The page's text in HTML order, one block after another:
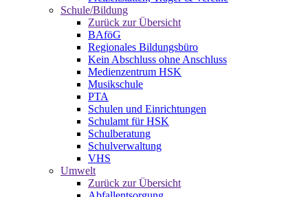
Schule/Bildung
Zurück zur Übersicht
BAföG
Regionales Bildungsbüro
Kein Abschluss ohne Anschluss
Medienzentrum HSK
Musikschule
PTA
Schulen und Einrichtungen
Schulamt für HSK
Schulberatung
Schulverwaltung
VHS
Umwelt
Zurück zur Übersicht